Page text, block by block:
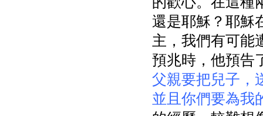
還是耶穌？耶穌
主，我們有可能
預兆時，他預告
父親要把兒子，
並且你們要為我